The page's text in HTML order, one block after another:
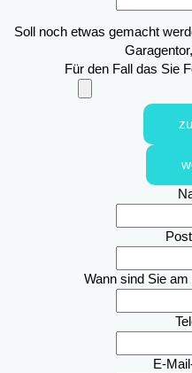
Soll noch etwas gemacht
Für den Fall das Sie
Wann sind Sie
E-